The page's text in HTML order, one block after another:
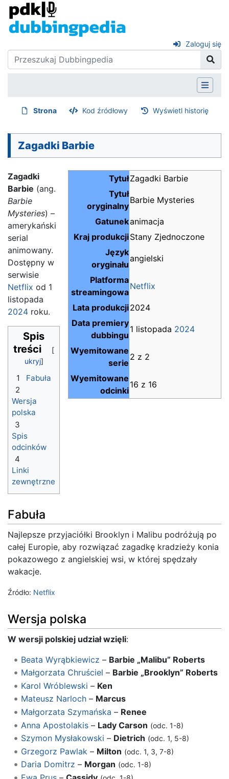
Zaloguj się
Strona Kod źródłowy Wyświetl historię
Zagadki Barbie
TytułZagadki Barbie
Tytuł
oryginalny
Barbie Mysteries
Gatunekanimacja
Kraj produkcjiStany Zjednoczone
Język
oryginału
angielski
Platforma
streamingowa
Netflix
Lata produkcji2024
Data premiery
dubbingu
1 listopada 2024
Wyemitowane
serie
2 z 2
Wyemitowane
odcinki
16 z 16
Zagadki
Barbie (ang.
Barbie
Mysteries) –
amerykański
serial
animowany.
Dostępny w
serwisie
Netflix od 1
listopada
2024 roku.
Spis
treści
1
Fabuła
2
Wersja
polska
3
Spis
odcinków
4
Linki
zewnętrzne
Fabuła
Najlepsze przyjaciółki Brooklyn i Malibu podróżują po
całej Europie, aby rozwiązać zagadkę kradzieży konia
pokazowego z angielskiej wsi, w której spędzały
wakacje.
Źródło: Netflix
Wersja polska
W wersji polskiej udział wzięli:
Beata Wyrąbkiewicz – Barbie „Malibu” Roberts
Małgorzata Chruściel – Barbie „Brooklyn” Roberts
Karol Wróblewski – Ken
Mateusz Narloch– Marcus
Małgorzata Szymańska – Renee
Anna Apostolakis– Lady Carson (odc. 1-8)
Szymon Mysłakowski – Dietrich (odc. 1, 5-8)
Grzegorz Pawlak – Milton (odc. 1, 3, 7-8)
Daria Domitrz – Morgan (odc. 1-8)